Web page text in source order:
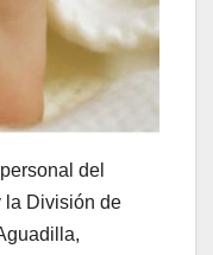
del
la División de